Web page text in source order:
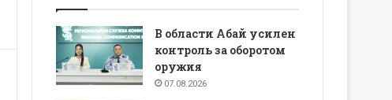
В области Абай усилен
контроль за оборотом
оружия
07.08.2026